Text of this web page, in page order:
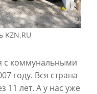
KZN.RU
с коммунальными
году. Вся страна
11 лет. А у нас уже